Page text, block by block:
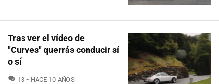
Tras ver el vídeo de
"Curves" querrás conducir sí
o sí
13 COMENTARIOS
HACE 10 AÑOS